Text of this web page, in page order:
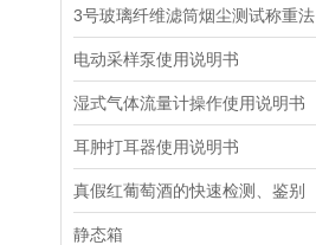
3号玻璃纤维滤筒烟尘测试称重法
电动采样泵使用说明书
湿式气体流量计操作使用说明书
耳肿打耳器使用说明书
真假红葡萄酒的快速检测、鉴别
静态箱